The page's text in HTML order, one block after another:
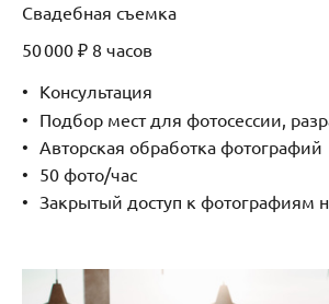
Свадебная съемка
50 000 ₽ 8 часов
Консультация
Подбор мест для фотосессии,
Авторская обработка фотографий
50 фото/час
Закрытый доступ к фотографиям